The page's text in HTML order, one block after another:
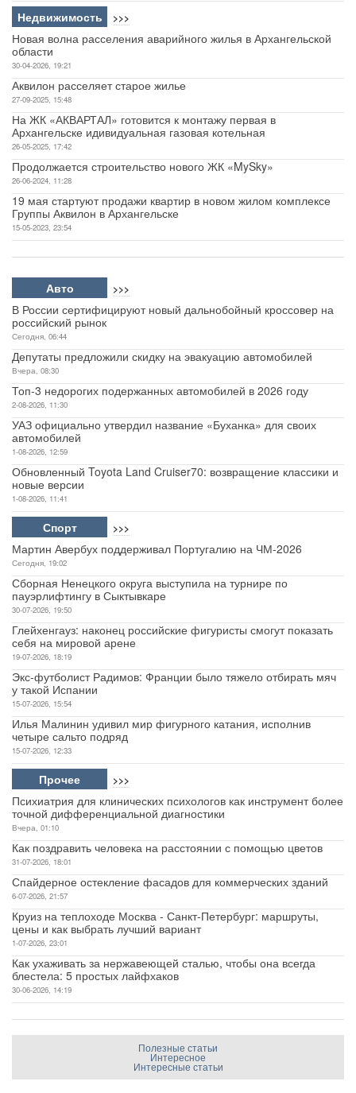
Недвижимость >>>
Новая волна расселения аварийного жилья в Архангельской
области
30-04-2026, 19:21
Аквилон расселяет старое жилье
27-09-2025, 15:48
На ЖК «АКВАРТАЛ» готовится к монтажу первая в
Архангельске идивидуальная газовая котельная
26-05-2025, 17:42
Продолжается строительство нового ЖК «MySky»
26-06-2024, 11:28
19 мая стартуют продажи квартир в новом жилом комплексе
Группы Аквилон в Архангельске
15-05-2023, 23:54
Авто >>>
В России сертифицируют новый дальнобойный кроссовер на
российский рынок
Сегодня, 06:44
Депутаты предложили скидку на эвакуацию автомобилей
Вчера, 08:30
Топ-3 недорогих подержанных автомобилей в 2026 году
2-08-2026, 11:30
УАЗ официально утвердил название «Буханка» для своих
автомобилей
1-08-2026, 12:59
Обновленный Toyota Land Cruiser70: возвращение классики и
новые версии
1-08-2026, 11:41
Спорт >>>
Мартин Авербух поддерживал Португалию на ЧМ-2026
Сегодня, 19:02
Сборная Ненецкого округа выступила на турнире по
пауэрлифтингу в Сыктывкаре
30-07-2026, 19:50
Глейхенгауз: наконец российские фигуристы смогут показать
себя на мировой арене
19-07-2026, 18:19
Экс-футболист Радимов: Франции было тяжело отбирать мяч
у такой Испании
15-07-2026, 15:54
Илья Малинин удивил мир фигурного катания, исполнив
четыре сальто подряд
15-07-2026, 12:33
Прочее >>>
Психиатрия для клинических психологов как инструмент более
точной дифференциальной диагностики
Вчера, 01:10
Как поздравить человека на расстоянии с помощью цветов
31-07-2026, 18:01
Спайдерное остекление фасадов для коммерческих зданий
6-07-2026, 21:57
Круиз на теплоходе Москва - Санкт-Петербург: маршруты,
цены и как выбрать лучший вариант
1-07-2026, 23:01
Как ухаживать за нержавеющей сталью, чтобы она всегда
блестела: 5 простых лайфхаков
30-06-2026, 14:19
Полезные статьи
Интересное
Интересные статьи